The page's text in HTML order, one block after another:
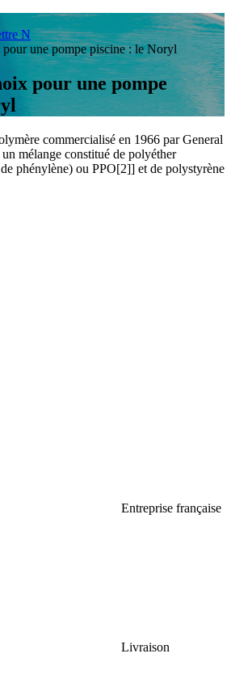
N
une pompe piscine : le Noryl
pour une pompe
commercialisé en 1966 par General
mélange constitué de polyéther
phénylène) ou PPO[2]] et de polystyrène
Entreprise française
Livraison